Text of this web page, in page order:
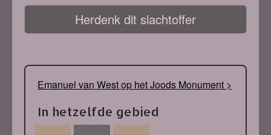
Herdenk dit slachtoffer
Emanuel van West op het Joods Monument >
In hetzelfde gebied